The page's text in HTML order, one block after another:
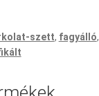
szett, fagyálló,